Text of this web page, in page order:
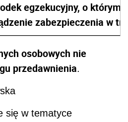
egzekucyjny, o którym
zabezpieczenia w
osobowych nie
przedawnienia.
się w tematyce